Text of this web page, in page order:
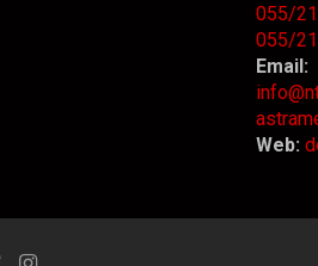
055/
055/
Email:
Web: